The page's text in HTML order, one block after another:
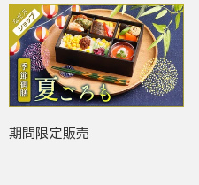
期間限定販売